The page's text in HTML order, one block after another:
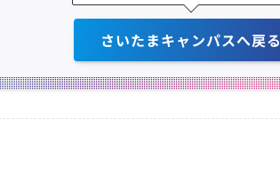
さいたまキャンパスへ戻る